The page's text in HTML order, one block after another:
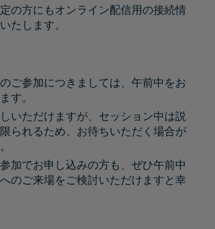
の方にもオンライン配信用の接続情
たします。
ご参加につきましては、午前中をお
す。
いただけますが、セッション中は説
られるため、お待ちいただく場合が
加でお申し込みの方も、ぜひ午前中
のご来場をご検討いただけますと幸